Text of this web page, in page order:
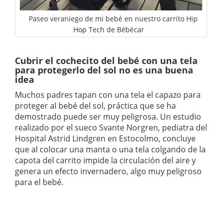
Paseo veraniego de mi bebé en nuestro carrito Hip
Hop Tech de Bébécar
Cubrir el cochecito del bebé con una tela
para protegerlo del sol no es una buena
idea
Muchos padres tapan con una tela el capazo para
proteger al bebé del sol, práctica que se ha
demostrado puede ser muy peligrosa. Un estudio
realizado por el sueco Svante Norgren, pediatra del
Hospital Astrid Lindgren en Estocolmo, concluye
que al colocar una manta o una tela colgando de la
capota del carrito impide la circulación del aire y
genera un efecto invernadero, algo muy peligroso
para el bebé.